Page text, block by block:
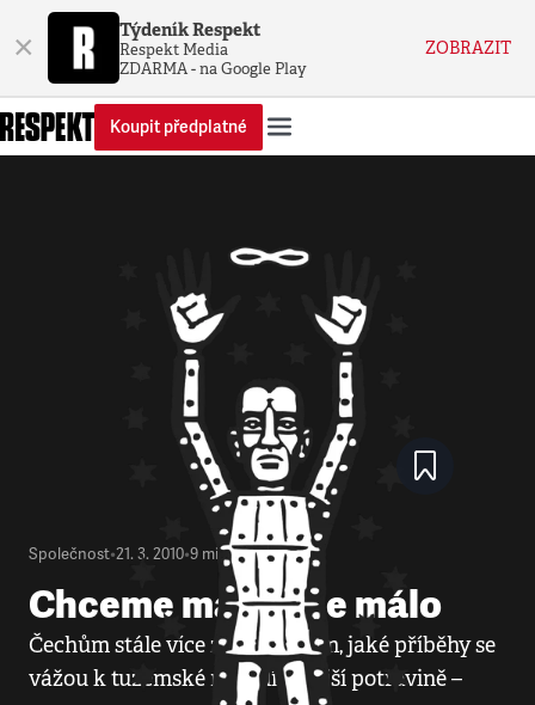
× Týdeník Respekt
Respekt Media
ZDARMA - na Google Play
ZOBRAZIT
Koupit předplatné
Společnost•21. 3. 2010•9 minut
Chceme maso, ale málo
Čechům stále více záleží na tom, jaké příběhy se
vážou k tuzemské nejoblíbenější potravině –